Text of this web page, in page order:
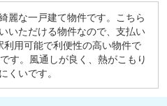
麗な一戸建て物件です。こちら
いただける物件なので、支払い
用可能で利便性の高い物件で
す。風通しが良く、熱がこもり
くいです。